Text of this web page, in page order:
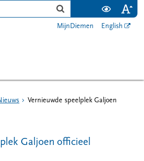
MijnDiemen English
Vernieuwde speelplek Galjoen
Galjoen officieel